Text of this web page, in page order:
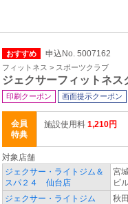
おすすめ 申込No. 5007162
フィットネス > スポーツクラブ
ジェクサーフィットネ
印刷クーポン 画面提示クーポン
会員
特典
施設使用料 1,210円
対象店舗
ジェクサー・ライトジム＆
スパ２４ 仙台店
宮
ビ
ジェクサー・ライトジム
秋